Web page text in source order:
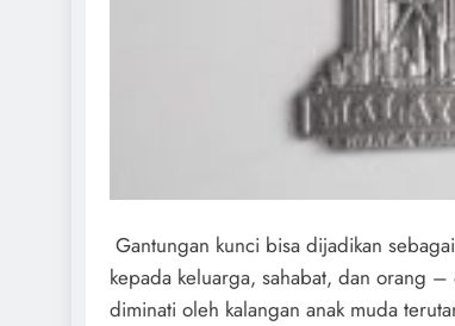
Gantungan kunci bisa dijadikan
kepada keluarga, sahabat, dan orang
diminati oleh kalangan anak muda